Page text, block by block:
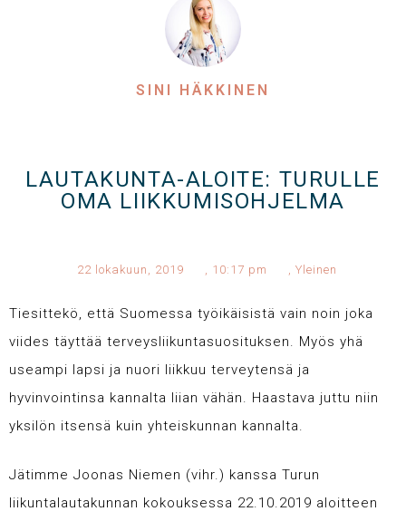
SINI HÄKKINEN
LAUTAKUNTA-ALOITE: TURULLE
OMA LIIKKUMISOHJELMA
22 lokakuun, 2019 , 10:17 pm , Yleinen
Tiesittekö, että Suomessa työikäisistä vain noin joka
viides täyttää terveysliikuntasuosituksen. Myös yhä
useampi lapsi ja nuori liikkuu terveytensä ja
hyvinvointinsa kannalta liian vähän. Haastava juttu niin
yksilön itsensä kuin yhteiskunnan kannalta.
Jätimme Joonas Niemen (vihr.) kanssa Turun
liikuntalautakunnan kokouksessa 22.10.2019 aloitteen